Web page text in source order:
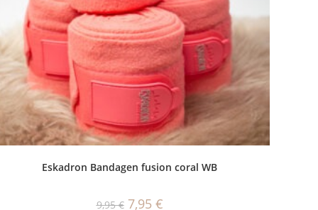
Eskadron Bandagen fusion coral WB
9,95€ Ursprünglicher
7,95 €Aktueller